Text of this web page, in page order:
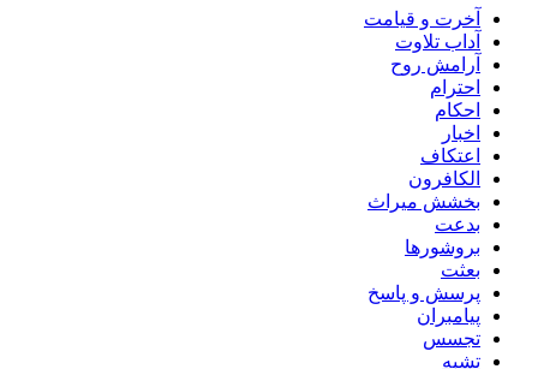
آخرت و قیامت
آداب تلاوت
آرامش روح
احترام
احکام
اخبار
اعتکاف
الکافرون
بخشش میراث
بدعت
بروشورها
بعثت
پرسش و پاسخ
پیامبران
تجسس
تشبه